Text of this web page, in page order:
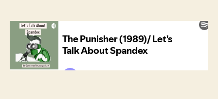
About
#26:
The